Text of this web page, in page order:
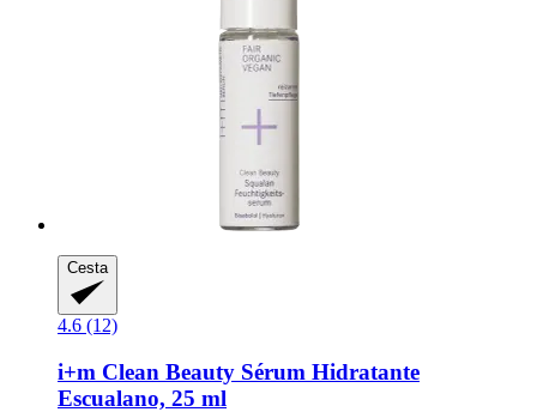
Cesta
4.6 (12)
i+m Clean Beauty Sérum Hidratante
Escualano, 25 ml